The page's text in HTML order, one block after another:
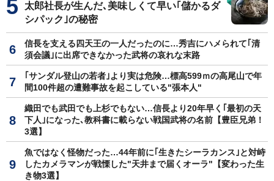
太郎社長が生んだ､美味しくて早い｢儲かるダ
シパック｣の秘密
信長を支える四天王の一人だったのに…秀吉にハメられて｢清
須会議｣に出席できなかった武将の哀れな末路
｢サンダル登山の若者｣より実は危険…標高599ｍの高尾山で年
間100件超の遭難事故を起こしている"張本人"
織田でも武田でも上杉でもない…信長より20年早く｢最初の天
下人｣になった､教科書に載らない戦国武将の名前【豊臣兄弟！
3選】
魚ではなく怪物だった…44年前に｢生きたシーラカンス｣と対峙
したカメラマンが戦慄した"天井まで届くオーラ"【変わった生
き物3選】